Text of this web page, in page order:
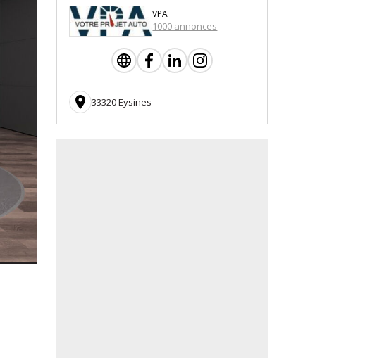
VPA
1000 annonces
 33320 Eysines